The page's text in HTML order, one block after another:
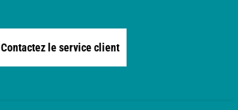
Contactez le service client